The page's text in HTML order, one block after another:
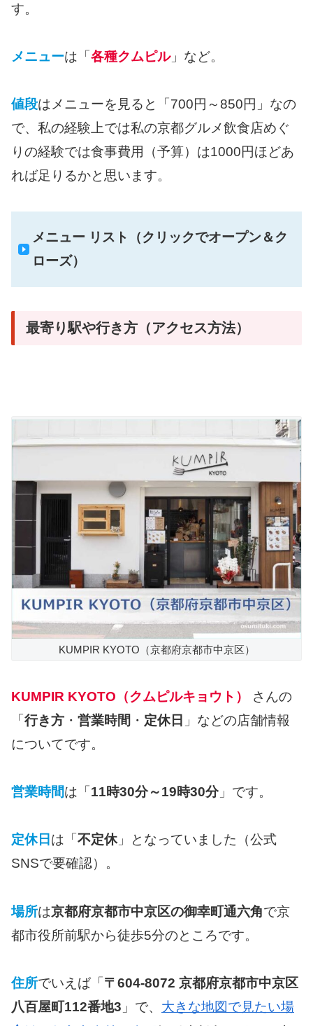
す。
メニューは「各種クムピル」など。
値段はメニューを見ると「700円～850円」なの
で、私の経験上では私の京都グルメ飲食店めぐ
りの経験では食事費用（予算）は1000円ほどあ
れば足りるかと思います。
メニュー リスト（クリックでオープン＆ク
ローズ）
最寄り駅や行き方（アクセス方法）
KUMPIR KYOTO（京都府京都市中京区）
KUMPIR KYOTO（クムピルキョウト）
さんの
「 行き方 ・ 営業時間 ・ 定休日 」などの店舗情報
についてです。
営業時間は「 11時30分～19時30分」です。
定休日 は「 不定休」となっていました（公式
SNSで要確認）。
場所は京都府京都市中京区の御幸町通六角で京
都市役所前駅から徒歩5分のところです。
住所でいえば「〒604-8072 京都府京都市中京区
八百屋町112番地3 」で、 大きな地図で見たい場